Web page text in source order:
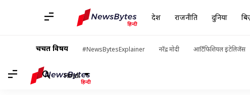
देश राजनीति दुनिया
चर्चित विषय #NewsBytesExplainer नरेंद्र मोदी आर्टिफिशियल इंटेलिजेंस
Hindi